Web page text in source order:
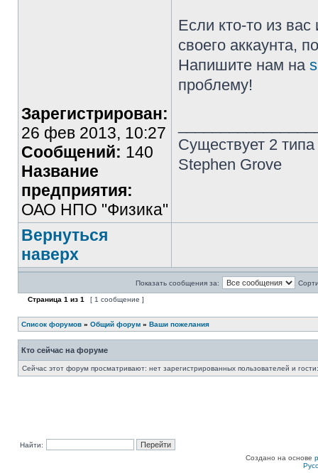
Зарегистрирован:
26 фев 2013, 10:27
Сообщений: 140
Название
предприятия:
ОАО НПО "Физика"
Если кто-то из
своего аккаунта,
Напишите нам на
проблему!
Существует 2
Stephen Grove
Вернуться
наверх
Показать сообщения за:
Страница 1 из 1 [ 1 сообщение ]
Список форумов » Общий форум » Ваши пожелания
Кто сейчас на форуме
Сейчас этот форум просматривают: нет зарегистрированных пользователей и
Найти:
Создано на основе